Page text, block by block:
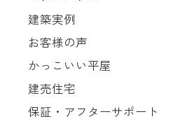
建築実例
お客様の声
かっこいい平屋
建売住宅
保証・アフターサポート